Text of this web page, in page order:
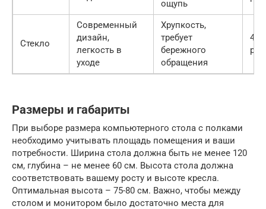
ощупь
Стекло
Современный
дизайн,
легкость в
уходе
Хрупкость,
требует
бережного
обращения
руб.
Размеры и габариты
При выборе размера компьютерного стола с полками
необходимо учитывать площадь помещения и ваши
потребности. Ширина стола должна быть не менее 120
см, глубина – не менее 60 см. Высота стола должна
соответствовать вашему росту и высоте кресла.
Оптимальная высота – 75-80 см. Важно, чтобы между
столом и монитором было достаточно места для